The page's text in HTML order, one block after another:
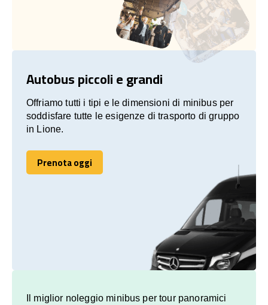
Autobus piccoli e grandi
Offriamo tutti i tipi e le dimensioni di minibus per
soddisfare tutte le esigenze di trasporto di gruppo
in Lione.
Prenota oggi
Prenota oggi
Il miglior noleggio minibus per tour panoramici